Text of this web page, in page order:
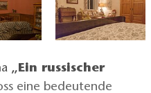
„Ein russischer
eine bedeutende